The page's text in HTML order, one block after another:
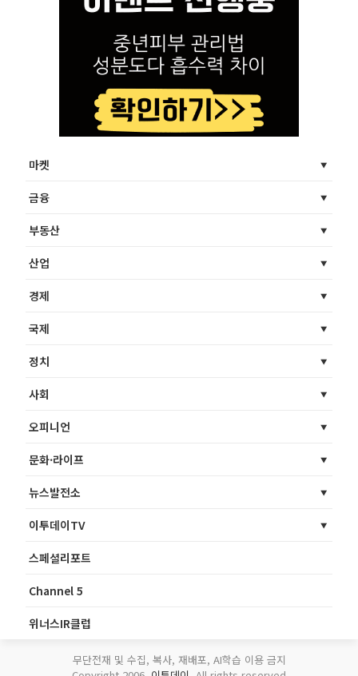
마켓
금융
부동산
산업
경제
국제
정치
사회
오피니언
문화·라이프
뉴스발전소
이투데이TV
스페셜리포트
Channel 5
위너스IR클럽
무단전재 및 수집, 복사, 재배포, AI학습 이용 금지